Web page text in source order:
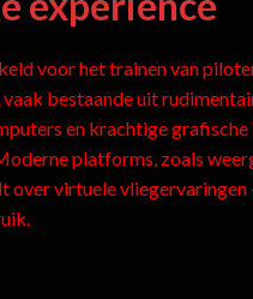
voor het trainen van
bestaande uit
en krachtige
platforms, zoals
over virtuele